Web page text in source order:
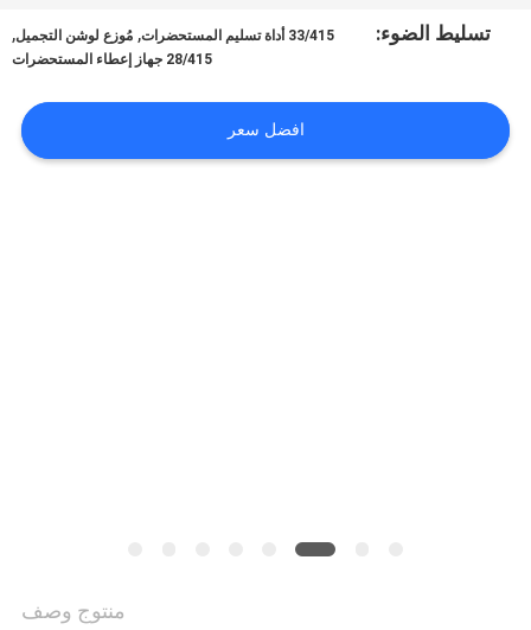
اتصل
أخبار
تسليط الضوء: 33/415 أداة تسليم المستحضرات , مُوزع لوشن التجميل,
28/415 جهاز إعطاء المستحضرات
افضل سعر
منتوج وصف